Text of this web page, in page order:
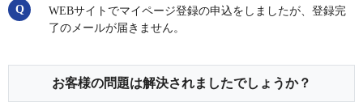
WEBサイトでマイページ登録の申込をしましたが、登録完
了のメールが届きません。
お客様の問題は解決されましたでしょうか？